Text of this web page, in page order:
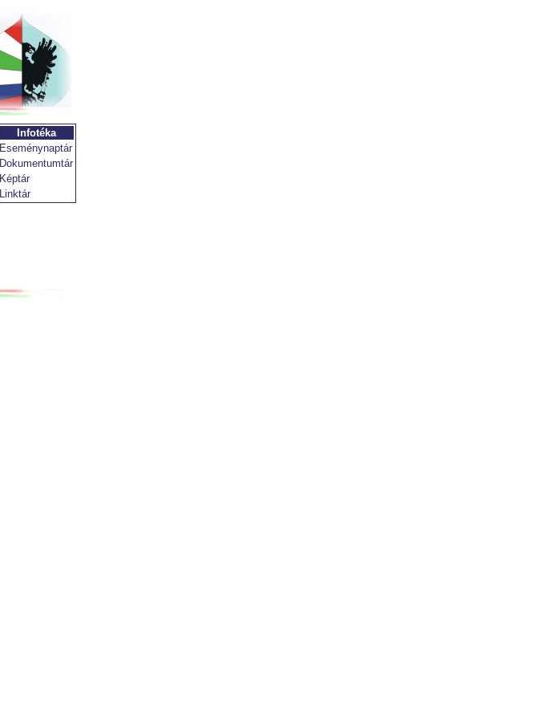
Infotéka
Eseménynaptár
Dokumentumtár
Képtár
Linktár